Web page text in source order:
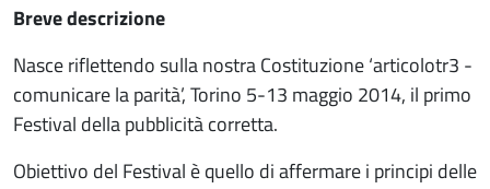
Breve descrizione
Nasce riflettendo sulla nostra Costituzione ‘articolotr3 -
comunicare la parità’, Torino 5-13 maggio 2014, il primo
Festival della pubblicità corretta.
Obiettivo del Festival è quello di affermare i principi delle